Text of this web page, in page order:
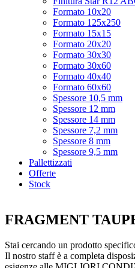
Formato 10x20
Formato 125x250
Formato 15x15
Formato 20x20
Formato 30x30
Formato 30x60
Formato 40x40
Formato 60x60
Spessore 10,5 mm
Spessore 12 mm
Spessore 14 mm
Spessore 7,2 mm
Spessore 8 mm
Spessore 9,5 mm
Pallettizzati
Offerte
Stock
FRAGMENT
Stai cercando un prodotto
Il nostro staff è a completa